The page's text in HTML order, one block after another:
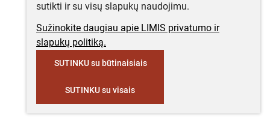
sutikti ir su visų slapukų naudojimu.
Sužinokite daugiau apie LIMIS privatumo ir
slapukų politiką.
SUTINKU su būtinaisiais
SUTINKU su visais